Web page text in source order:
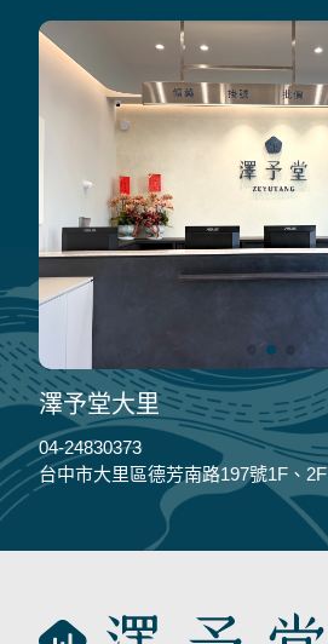
澤予堂大里
04-24830373
台中市大里區德芳南路197號1F、2F